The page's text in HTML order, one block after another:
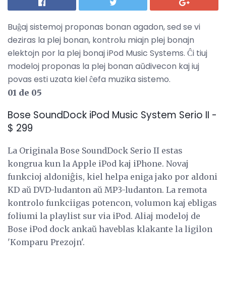
Buĝaj sistemoj proponas bonan agadon, sed se vi
deziras la plej bonan, kontrolu miajn plej bonajn
elektojn por la plej bonaj iPod Music Systems. Ĉi tiuj
modeloj proponas la plej bonan aŭdivecon kaj iuj
povas esti uzata kiel ĉefa muzika sistemo.
01 de 05
Bose SoundDock iPod Music System Serio II -
$ 299
La Originala Bose SoundDock Serio II estas
kongrua kun la Apple iPod kaj iPhone. Novaj
funkcioj aldoniĝis, kiel helpa eniga jako por aldoni
KD aŭ DVD-ludanton aŭ MP3-ludanton. La remota
kontrolo funkciigas potencon, volumon kaj ebligas
foliumi la playlist sur via iPod. Aliaj modeloj de
Bose iPod dock ankaŭ haveblas klakante la ligilon
'Komparu Prezojn'.